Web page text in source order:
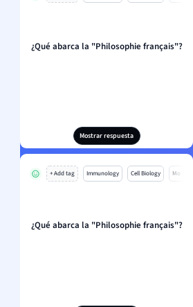
¿Qué abarca la "Philosophie français"?
Mostrar respuesta
+ Add tag Immunology Cell Biology Mo
¿Qué abarca la "Philosophie français"?